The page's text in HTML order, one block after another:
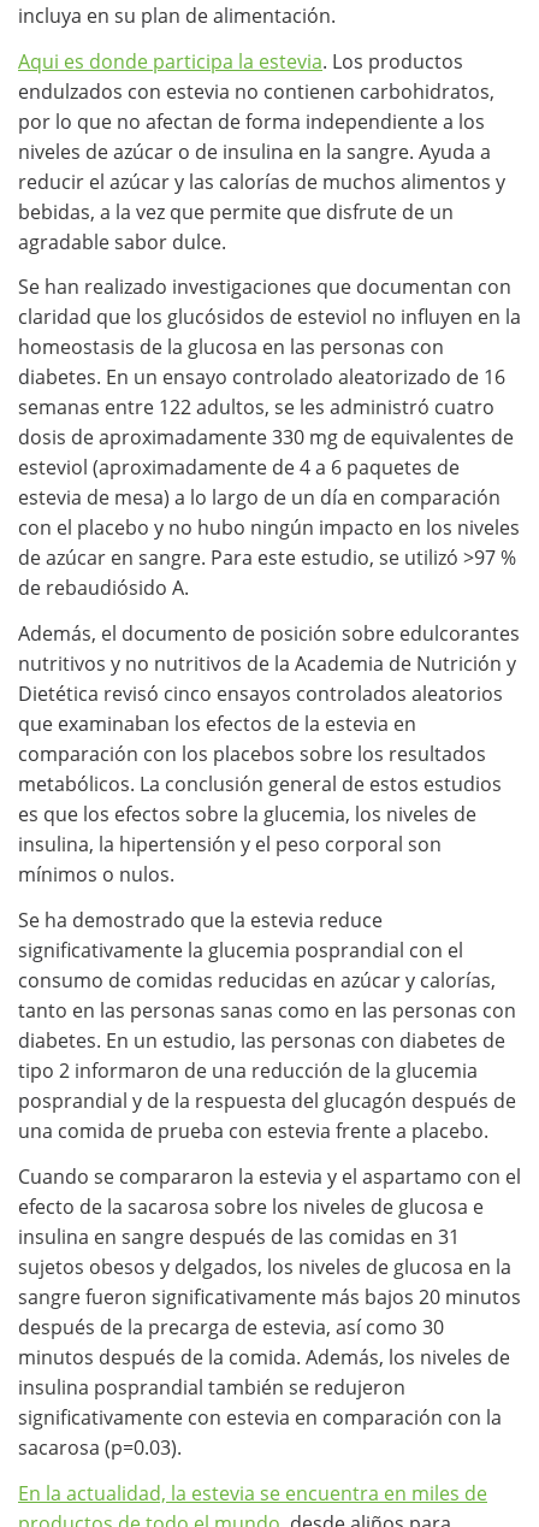
incluya en su plan de alimentación.
Aqui es donde participa la estevia. Los productos
endulzados con estevia no contienen carbohidratos,
por lo que no afectan de forma independiente a los
niveles de azúcar o de insulina en la sangre. Ayuda a
reducir el azúcar y las calorías de muchos alimentos y
bebidas, a la vez que permite que disfrute de un
agradable sabor dulce.
Se han realizado investigaciones que documentan con
claridad que los glucósidos de esteviol no influyen en la
homeostasis de la glucosa en las personas con
diabetes. En un ensayo controlado aleatorizado de 16
semanas entre 122 adultos, se les administró cuatro
dosis de aproximadamente 330 mg de equivalentes de
esteviol (aproximadamente de 4 a 6 paquetes de
estevia de mesa) a lo largo de un día en comparación
con el placebo y no hubo ningún impacto en los niveles
de azúcar en sangre. Para este estudio, se utilizó >97 %
de rebaudiósido A.
Además, el documento de posición sobre edulcorantes
nutritivos y no nutritivos de la Academia de Nutrición y
Dietética revisó cinco ensayos controlados aleatorios
que examinaban los efectos de la estevia en
comparación con los placebos sobre los resultados
metabólicos. La conclusión general de estos estudios
es que los efectos sobre la glucemia, los niveles de
insulina, la hipertensión y el peso corporal son
mínimos o nulos.
Se ha demostrado que la estevia reduce
significativamente la glucemia posprandial con el
consumo de comidas reducidas en azúcar y calorías,
tanto en las personas sanas como en las personas con
diabetes. En un estudio, las personas con diabetes de
tipo 2 informaron de una reducción de la glucemia
posprandial y de la respuesta del glucagón después de
una comida de prueba con estevia frente a placebo.
Cuando se compararon la estevia y el aspartamo con el
efecto de la sacarosa sobre los niveles de glucosa e
insulina en sangre después de las comidas en 31
sujetos obesos y delgados, los niveles de glucosa en la
sangre fueron significativamente más bajos 20 minutos
después de la precarga de estevia, así como 30
minutos después de la comida. Además, los niveles de
insulina posprandial también se redujeron
significativamente con estevia en comparación con la
sacarosa (p=0.03).
En la actualidad, la estevia se encuentra en miles de